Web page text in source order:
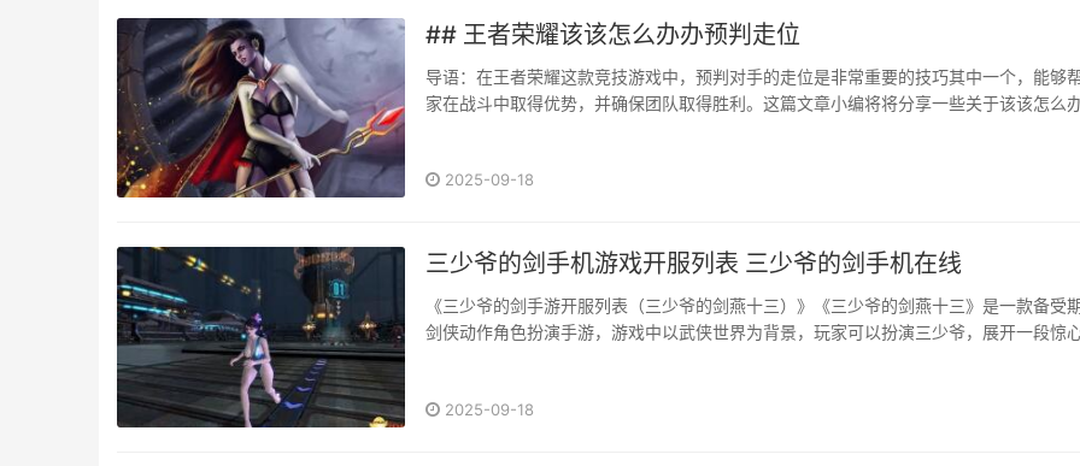
## 王者荣耀该该怎么办办预判走位
导语：在王者荣耀这款竞技游戏中，预判对手的走位是非常重要的技巧其中一个，能够
家在战斗中取得优势，并确保团队取得胜利。这篇文章小编将将分享一些关于该该怎么
2025-09-18
三少爷的剑手机游戏开服列表 三少爷的剑手机在线
《三少爷的剑手游开服列表（三少爷的剑燕十三）》《三少爷的剑燕十三》是一款备受
剑侠动作角色扮演手游，游戏中以武侠世界为背景，玩家可以扮演三少爷，展开一段惊心
2025-09-18